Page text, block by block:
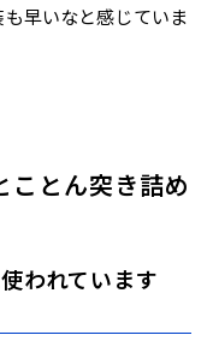
早いなと感じていま
ことん突き詰め
われています